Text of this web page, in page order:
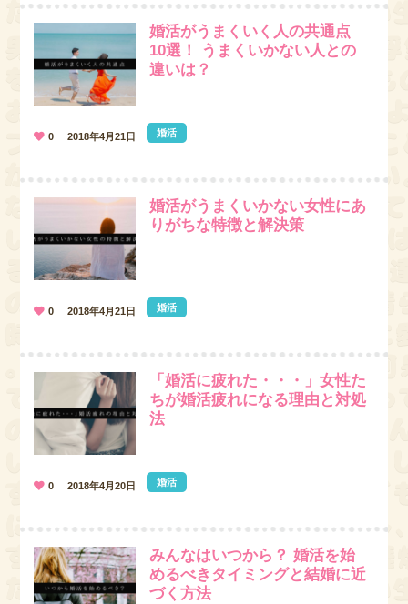
婚活がうまくいく人の共通点
10選！ うまくいかない人との
違いは？
婚活
0 2018年4月21日
婚活がうまくいかない女性にあ
りがちな特徴と解決策
婚活
0 2018年4月21日
「婚活に疲れた・・・」女性た
ちが婚活疲れになる理由と対処
法
婚活
0 2018年4月20日
みんなはいつから？ 婚活を始
めるべきタイミングと結婚に近
づく方法